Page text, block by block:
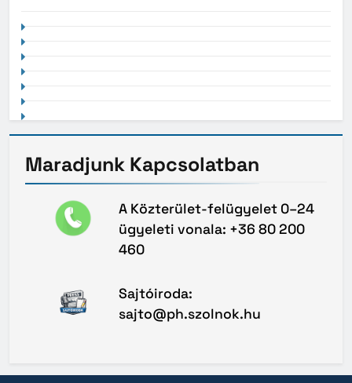
Maradjunk Kapcsolatban
A Közterület-felügyelet 0–24
ügyeleti vonala: +36 80 200
460
Sajtóiroda:
sajto@ph.szolnok.hu